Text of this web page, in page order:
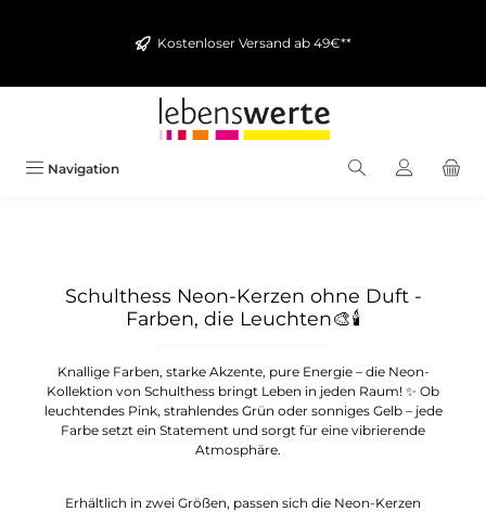
Kostenloser Versand ab 49€**
Navigation
Schulthess Neon-Kerzen ohne Duft -
Farben, die Leuchten🎨🕯️
Knallige Farben, starke Akzente, pure Energie – die Neon-
Kollektion von Schulthess bringt Leben in jeden Raum! ✨ Ob
leuchtendes Pink, strahlendes Grün oder sonniges Gelb – jede
Farbe setzt ein Statement und sorgt für eine vibrierende
Atmosphäre.
Erhältlich in zwei Größen, passen sich die Neon-Kerzen